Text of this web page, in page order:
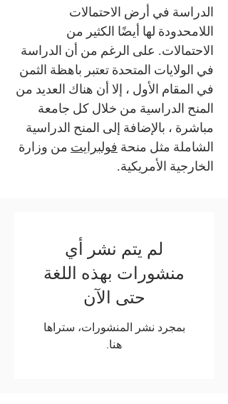
الدراسة في أرض الاحتمالات
اللامحدودة لها أيضًا الكثير من
الاحتمالات. على الرغم من أن الدراسة
في الولايات المتحدة تعتبر باهظة الثمن
في المقام الأول ، إلا أن هناك العديد من
المنح الدراسية من خلال كل جامعة
مباشرة ، بالإضافة إلى المنح الدراسية
الشاملة مثل منحةفولبرايتمن وزارة
الخارجية الأمريكية.
لم يتم نشر أي
منشورات بهذه اللغة
حتى الآن
بمجرد نشر المنشورات، ستراها
هنا.